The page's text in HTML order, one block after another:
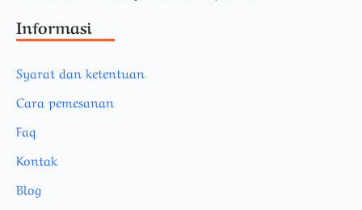
Informasi
Syarat dan ketentuan
Cara pemesanan
Faq
Kontak
Blog